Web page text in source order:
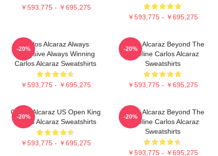
￥593,775 - ￥695,275
￥593,775 - ￥695,275
Carlos Alcaraz Always
Explosive Always Winning
Carlos Alcaraz Sweatshirts
￥593,775 - ￥695,275
-20%
Carlos Alcaraz Beyond The
Baseline Carlos Alcaraz
Sweatshirts
￥593,775 - ￥695,275
-20%
Carlos Alcaraz US Open King
Carlos Alcaraz Sweatshirts
￥593,775 - ￥695,275
-20%
Carlos Alcaraz Beyond The
Baseline Carlos Alcaraz
Sweatshirts
￥593,775 - ￥695,275
-20%